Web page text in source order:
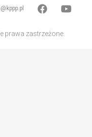
prawa zastrzeżone.